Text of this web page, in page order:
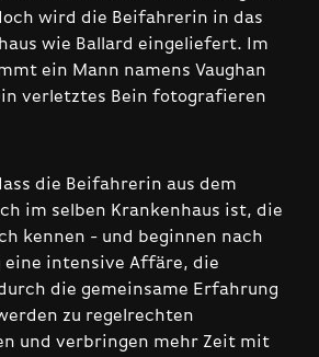
wird die Beifahrerin in das
wie Ballard eingeliefert. Im
ein Mann namens Vaughan
verletztes Bein fotografieren
die Beifahrerin aus dem
im selben Krankenhaus ist, die
kennen - und beginnen nach
eine intensive Affäre, die
die gemeinsame Erfahrung
zu regelrechten
und verbringen mehr Zeit mit